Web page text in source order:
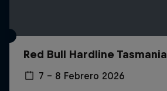
Red Bull Hardline Tasmania
7 – 8 Febrero 2026